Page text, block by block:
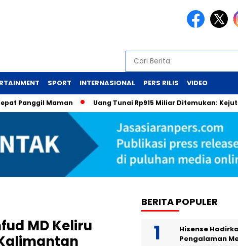
SPORT INTERNASIONAL PERS RILIS VIDEO
Maman Uang Tunai Rp915 Miliar Ditemukan: Kejutan dari
MD Keliru
BERITA POPULER
Hisense
Pengalaman